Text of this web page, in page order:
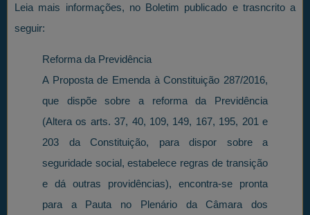
Leia mais informações, no Boletim publicado e trasncrito a
seguir:
Reforma da Previdência
A Proposta de Emenda à Constituição 287/2016,
que dispõe sobre a reforma da Previdência
(Altera os arts. 37, 40, 109, 149, 167, 195, 201 e
203 da Constituição, para dispor sobre a
seguridade social, estabelece regras de transição
e dá outras providências), encontra-se pronta
para a Pauta no Plenário da Câmara dos